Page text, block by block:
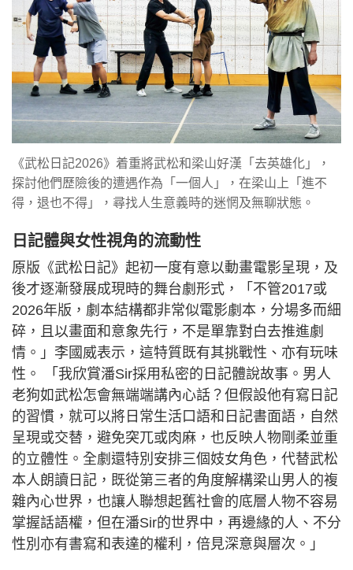
《武松日記2026》着重將武松和梁山好漢「去英雄化」，
探討他們歷險後的遭遇作為「一個人」，在梁山上「進不
得，退也不得」，尋找人生意義時的迷惘及無聊狀態。
日記體與女性視角的流動性
原版《武松日記》起初一度有意以動畫電影呈現，及
後才逐漸發展成現時的舞台劇形式，「不管2017或
2026年版，劇本結構都非常似電影劇本，分場多而細
碎，且以畫面和意象先行，不是單靠對白去推進劇
情。」李國威表示，這特質既有其挑戰性、亦有玩味
性。 「我欣賞潘Sir採用私密的日記體說故事。男人
老狗如武松怎會無端端講內心話？但假設他有寫日記
的習慣，就可以將日常生活口語和日記書面語，自然
呈現或交替，避免突兀或肉麻，也反映人物剛柔並重
的立體性。全劇還特別安排三個妓女角色，代替武松
本人朗讀日記，既從第三者的角度解構梁山男人的複
雜內心世界，也讓人聯想起舊社會的底層人物不容易
掌握話語權，但在潘Sir的世界中，再邊緣的人、不分
性別亦有書寫和表達的權利，倍見深意與層次。」